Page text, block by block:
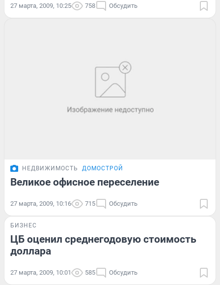
27 марта, 2009, 10:25 758 Обсудить
НЕДВИЖИМОСТЬ ДОМОСТРОЙ
Великое офисное переселение
27 марта, 2009, 10:16 715 Обсудить
БИЗНЕС
ЦБ оценил среднегодовую стоимость
доллара
27 марта, 2009, 10:01 585 Обсудить